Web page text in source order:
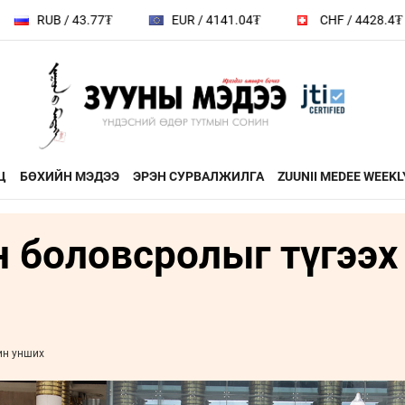
/ 43.77₮ EUR / 4141.04₮ CHF / 4428.4₮
БӨХИЙН МЭДЭЭ ЭРЭН СУРВАЛЖИЛГА ZUUNII MEDEE
зочин
ДӨРВӨН ХӨЛТЭЙ АНД
ФОТО
ЭДИЙН
ҮНДЭСНИЙ
ТӨВ
боловсролыг
унших